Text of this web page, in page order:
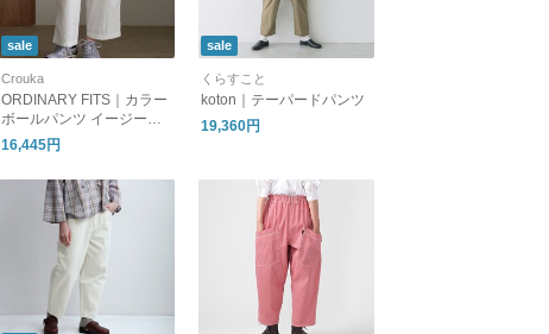
sale
Crouka
ORDINARY FITS｜カラー
ボールパンツ イージーパ
ンツ ワイドパンツ ボトム
ス COLOR BALL PANTS P
T014 オーディナリーフィ
16,445円
sale
くらすこと
koton｜テーパードパンツ
19,360円